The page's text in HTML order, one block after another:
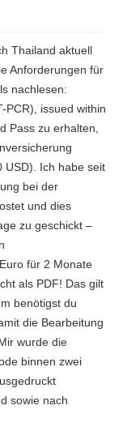
Thailand aktuell
Anforderungen für
nachlesen:
PCR), issued within
Pass zu erhalten,
USD). Ich habe seit
bei der
und dies
zu geschickt –
für 2 Monate
als PDF! Das gilt
benötigst du
die Bearbeitung
wurde die
binnen zwei
sowie nach